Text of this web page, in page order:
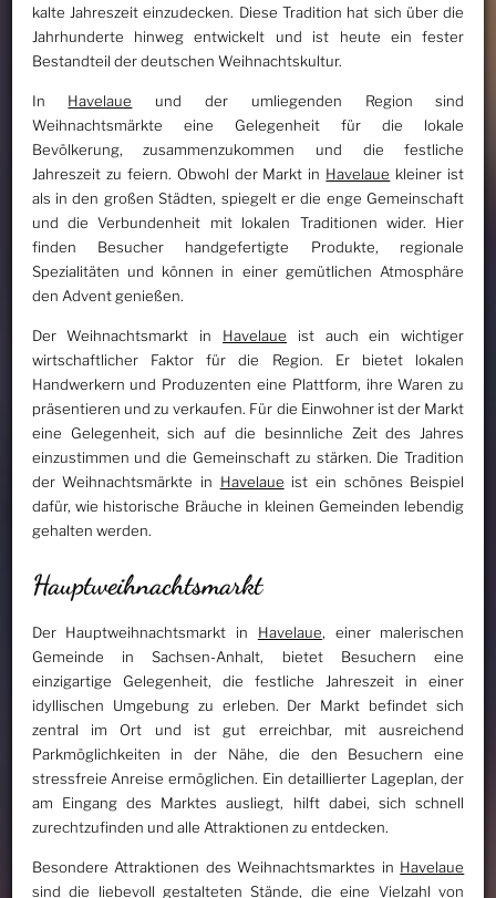
kalte Jahreszeit einzudecken. Diese Tradition hat sich über die
Jahrhunderte hinweg entwickelt und ist heute ein fester
Bestandteil der deutschen Weihnachtskultur.
In Havelaue und der umliegenden Region sind
Weihnachtsmärkte eine Gelegenheit für die lokale
Bevölkerung, zusammenzukommen und die festliche
Jahreszeit zu feiern. Obwohl der Markt in Havelaue kleiner ist
als in den großen Städten, spiegelt er die enge Gemeinschaft
und die Verbundenheit mit lokalen Traditionen wider. Hier
finden Besucher handgefertigte Produkte, regionale
Spezialitäten und können in einer gemütlichen Atmosphäre
den Advent genießen.
Der Weihnachtsmarkt in Havelaue ist auch ein wichtiger
wirtschaftlicher Faktor für die Region. Er bietet lokalen
Handwerkern und Produzenten eine Plattform, ihre Waren zu
präsentieren und zu verkaufen. Für die Einwohner ist der Markt
eine Gelegenheit, sich auf die besinnliche Zeit des Jahres
einzustimmen und die Gemeinschaft zu stärken. Die Tradition
der Weihnachtsmärkte in Havelaue ist ein schönes Beispiel
dafür, wie historische Bräuche in kleinen Gemeinden lebendig
gehalten werden.
Hauptweihnachtsmarkt
Der Hauptweihnachtsmarkt in Havelaue, einer malerischen
Gemeinde in Sachsen-Anhalt, bietet Besuchern eine
einzigartige Gelegenheit, die festliche Jahreszeit in einer
idyllischen Umgebung zu erleben. Der Markt befindet sich
zentral im Ort und ist gut erreichbar, mit ausreichend
Parkmöglichkeiten in der Nähe, die den Besuchern eine
stressfreie Anreise ermöglichen. Ein detaillierter Lageplan, der
am Eingang des Marktes ausliegt, hilft dabei, sich schnell
zurechtzufinden und alle Attraktionen zu entdecken.
Besondere Attraktionen des Weihnachtsmarktes in Havelaue
sind die liebevoll gestalteten Stände, die eine Vielzahl von